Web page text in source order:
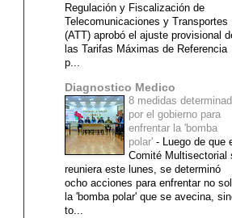
Regulación y Fiscalización de
Telecomunicaciones y Transportes
(ATT) aprobó el ajuste provisional
las Tarifas Máximas de Referencia
p...
Diagnostico Medico
8 medidas
por el gobierno para
enfrentar la 'bomba
polar' - Luego de que
Comité Multisectorial
reuniera este lunes, se determinó
ocho acciones para enfrentar no
la 'bomba polar' que se avecina,
to...